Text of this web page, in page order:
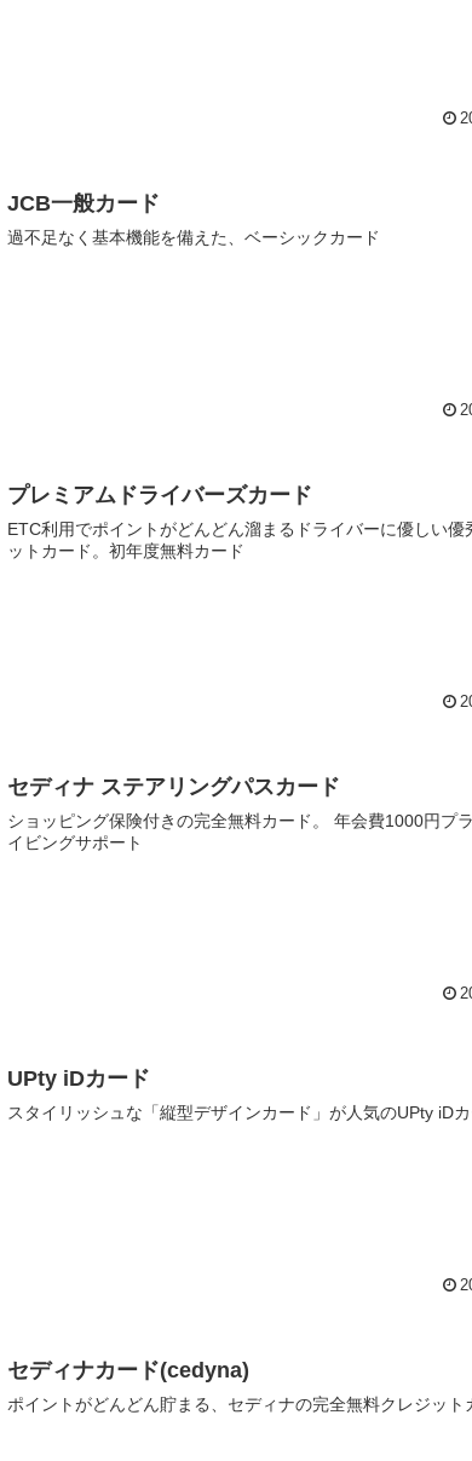
JCB一般カード
過不足なく基本機能を備えた、ベーシックカード
プレミアムドライバーズカード
ETC利用でポイントがどんどん溜まるドライバーに優しい優
ットカード。初年度無料カード
セディナ ステアリングパスカード
ショッピング保険付きの完全無料カード。 年会費1000円プ
イビングサポート
UPty iDカード
スタイリッシュな「縦型デザインカード」が人気のUPty iDカ
セディナカード(cedyna)
ポイントがどんどん貯まる、セディナの完全無料クレジット